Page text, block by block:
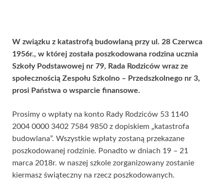
W związku z katastrofą budowlaną przy ul. 28 Czerwca
1956r., w której została poszkodowana rodzina ucznia
Szkoły Podstawowej nr 79, Rada Rodziców wraz ze
społecznością Zespołu Szkolno – Przedszkolnego nr 3,
prosi Państwa o wsparcie finansowe.
Prosimy o wpłaty na konto Rady Rodziców 53 1140
2004 0000 3402 7584 9850 z dopiskiem „katastrofa
budowlana”. Wszystkie wpłaty zostaną przekazane
poszkodowanej rodzinie. Ponadto w dniach 19 – 21
marca 2018r. w naszej szkole zorganizowany zostanie
kiermasz świąteczny na rzecz poszkodowanych.